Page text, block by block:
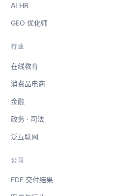
AI HR
GEO 优化师
行业
在线教育
消费品电商
金融
政务 · 司法
泛互联网
公司
FDE 交付结果